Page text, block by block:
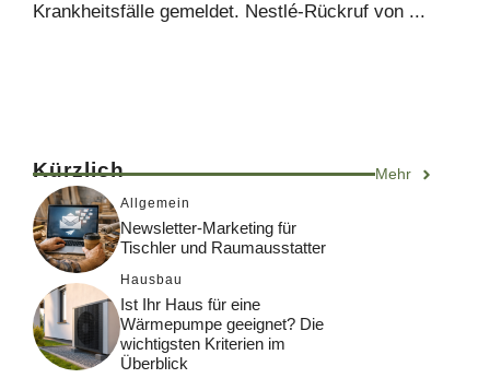
Krankheitsfälle gemeldet. Nestlé-Rückruf von ...
Kürzlich Mehr
Allgemein
Newsletter-Marketing für
Tischler und Raumausstatter
Hausbau
Ist Ihr Haus für eine
Wärmepumpe geeignet? Die
wichtigsten Kriterien im
Überblick